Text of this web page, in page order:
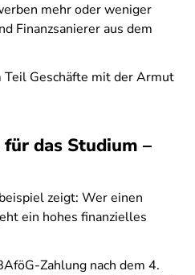
mehr oder weniger
Finanzsanierer aus dem
Geschäfte mit der Armut
das Studium –
zeigt: Wer einen
ein hohes finanzielles
Zahlung nach dem 4.